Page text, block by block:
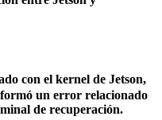
con el kernel de Jetson,
un error relacionado
de recuperación.